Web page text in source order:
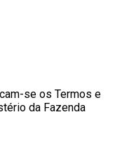
se os Termos e
da Fazenda